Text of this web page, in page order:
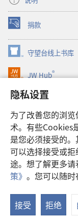
隐私设置
为了改善您的浏
术。有些Cookies
是您必须接受的
可以选择接受或
途。想了解更多请
策》 。您可以随时
接受 拒绝
捐款
（打
开
新
窗
口）
守望台线上书库
（打
开
新
口）
JW Hub®
（打
开
新
口）
JW Library®
Watchtower
Copyright© 2026
使用